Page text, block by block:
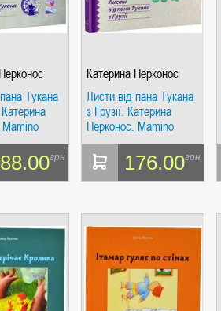
Тукана
грн
Катерина Перконос
Листи від пана Тукана
з Грузії. Катерина
Перконос. Mamino
176.00грн